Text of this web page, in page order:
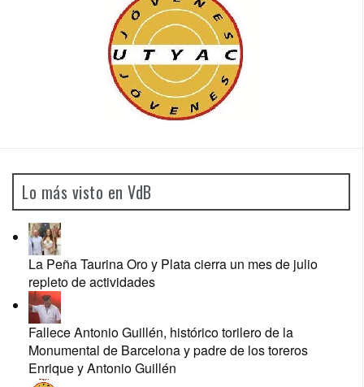
Lo más visto en VdB
La Peña Taurina Oro y Plata cierra un mes de julio
repleto de actividades
Fallece Antonio Guillén, histórico torilero de la
Monumental de Barcelona y padre de los toreros
Enrique y Antonio Guillén